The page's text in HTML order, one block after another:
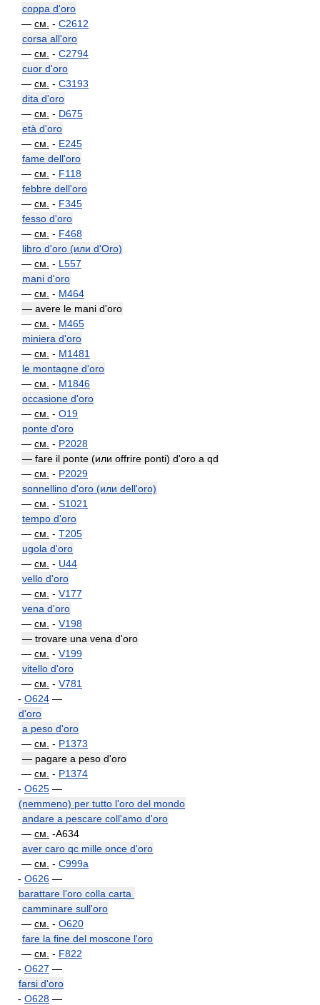
coppa d'oro
— см. - C2612
corsa all'oro
— см. - C2794
cuor d'oro
— см. - C3193
dita d'oro
— см. - D675
età d'oro
— см. - E245
fame dell'oro
— см. - F118
febbre dell'oro
— см. - F345
fesso d'oro
— см. - F468
libro d'oro (или d'Oro)
— см. - L557
mani d'oro
— см. - M464
— avere le mani d'oro
— см. - M465
miniera d'oro
— см. - M1481
le montagne d'oro
— см. - M1846
occasione d'oro
— см. - O19
ponte d'oro
— см. - P2028
— fare il ponte (или offrire ponti) d'oro a qd
— см. - P2029
sonnellino d'oro (или dell'oro)
— см. - S1021
tempo d'oro
— см. - T205
ugola d'oro
— см. - U44
vello d'oro
— см. - V177
vena d'oro
— см. - V198
— trovare una vena d'oro
— см. - V199
vitello d'oro
— см. - V781
- O624 —
d'oro
a peso d'oro
— см. - P1373
— pagare a peso d'oro
— см. - P1374
- O625 —
(nemmeno) per tutto l'oro del mondo
andare a pescare coll'amo d'oro
— см. -A634
aver caro qc mille once d'oro
— см. - C999a
- O626 —
barattare l'oro colla carta
camminare sull'oro
— см. - O620
fare la fine del moscone l'oro
— см. - F822
- O627 —
farsi d'oro
- O628 —